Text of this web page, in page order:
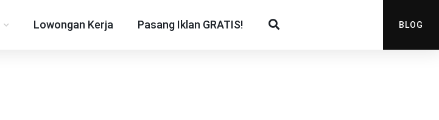
Lowongan Kerja Pasang Iklan GRATIS! BLOG